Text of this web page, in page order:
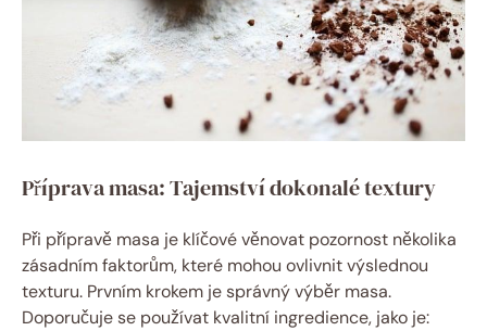
Příprava masa: Tajemství dokonalé textury
Při přípravě masa je klíčové věnovat pozornost několika
zásadním faktorům, které mohou ovlivnit výslednou
texturu. Prvním krokem je správný výběr masa.
Doporučuje se používat kvalitní ingredience, jako je: